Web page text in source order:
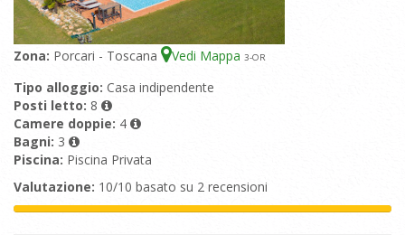
Zona: Porcari - Toscana Vedi Mappa 3-OR
Tipo alloggio: Casa indipendente
Posti letto: 8
Camere doppie: 4
Bagni: 3
Piscina: Piscina Privata
Valutazione: 10/10 basato su 2 recensioni